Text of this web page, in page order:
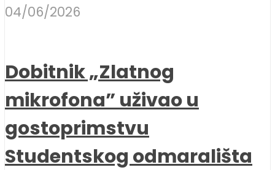
04/06/2026
Dobitnik „Zlatnog
mikrofona” uživao u
gostoprimstvu
Studentskog odmarališta